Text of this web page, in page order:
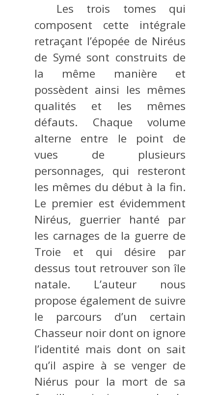
Les trois tomes qui
composent cette intégrale
retraçant l’épopée de Niréus
de Symé sont construits de
la même manière et
possèdent ainsi les mêmes
qualités et les mêmes
défauts. Chaque volume
alterne entre le point de
vues de plusieurs
personnages, qui resteront
les mêmes du début à la fin.
Le premier est évidemment
Niréus, guerrier hanté par
les carnages de la guerre de
Troie et qui désire par
dessus tout retrouver son île
natale. L’auteur nous
propose également de suivre
le parcours d’un certain
Chasseur noir dont on ignore
l’identité mais dont on sait
qu’il aspire à se venger de
Niérus pour la mort de sa